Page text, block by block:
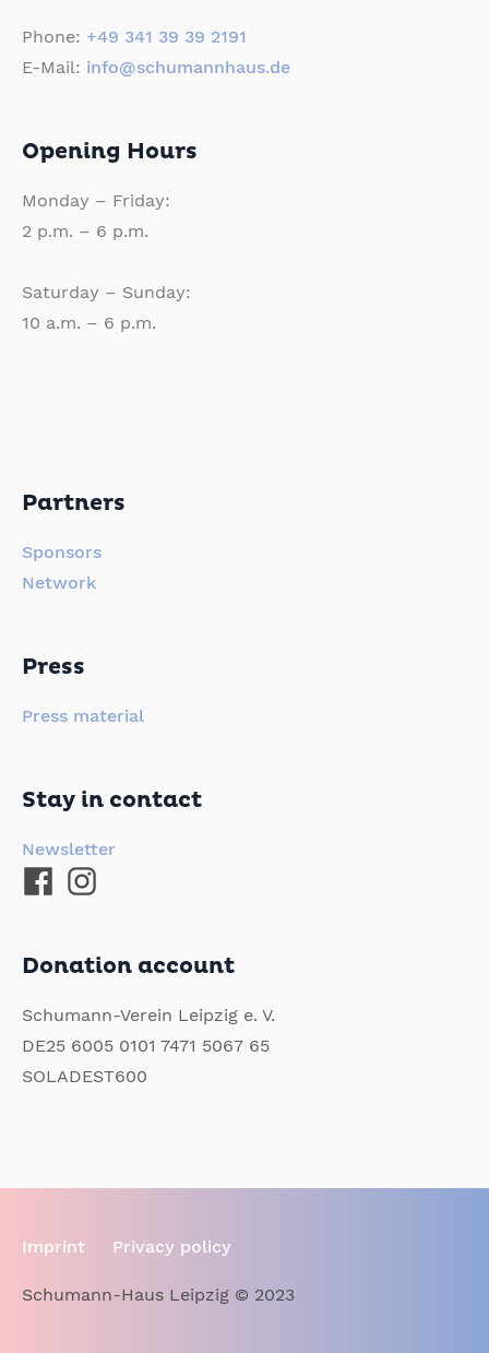
Phone: +49 341 39 39 2191
E-Mail: info@schumannhaus.de
Opening Hours
Monday – Friday:
2 p.m. – 6 p.m.
Saturday – Sunday:
10 a.m. – 6 p.m.
Partners
Sponsors
Network
Press
Press material
Stay in contact
Newsletter
Donation account
Schumann-Verein Leipzig e. V.
DE25 6005 0101 7471 5067 65
SOLADEST600
Imprint Privacy policy
Schumann-Haus Leipzig © 2023